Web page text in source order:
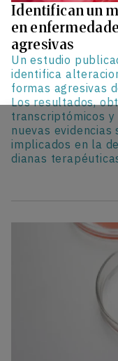
Identifican un
en
agresivas
Un estudio
identifica
formas agresivas
Los resultados,
transcriptómicos
nuevas evidencias
implicados en la
dianas